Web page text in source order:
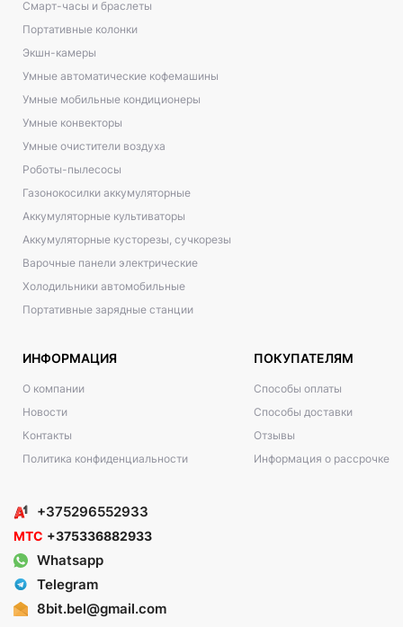
Смарт-часы и браслеты
Портативные колонки
Экшн-камеры
Умные автоматические кофемашины
Умные мобильные кондиционеры
Умные конвекторы
Умные очистители воздуха
Роботы-пылесосы
Газонокосилки аккумуляторные
Аккумуляторные культиваторы
Аккумуляторные кусторезы, сучкорезы
Варочные панели электрические
Холодильники автомобильные
Портативные зарядные станции
ИНФОРМАЦИЯ
О компании
Новости
Контакты
Политика конфиденциальности
ПОКУПАТЕЛЯМ
Способы оплаты
Способы доставки
Отзывы
Информация о рассрочке
+375296552933
МТС +375336882933
Whatsapp
Telegram
8bit.bel@gmail.com